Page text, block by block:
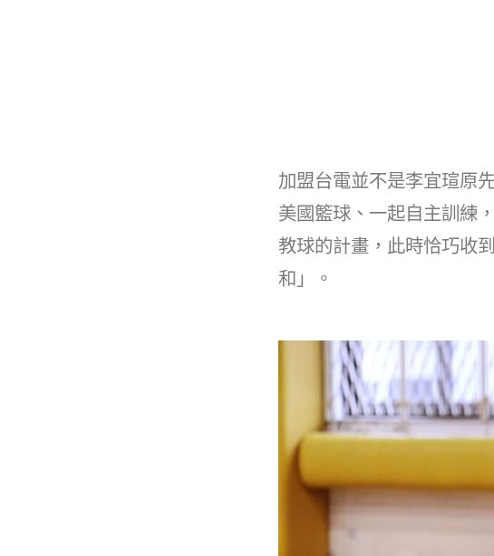
加盟台電並不是李宜瑄原
美國籃球、一起自主訓練
教球的計畫，此時恰巧收
和」。